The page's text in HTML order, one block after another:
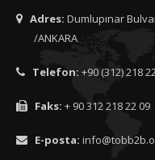
Adres: Dumlupınar
/ANKARA
Telefon: +90 (312) 218
Faks: + 90 312 218 22 09
E-posta: